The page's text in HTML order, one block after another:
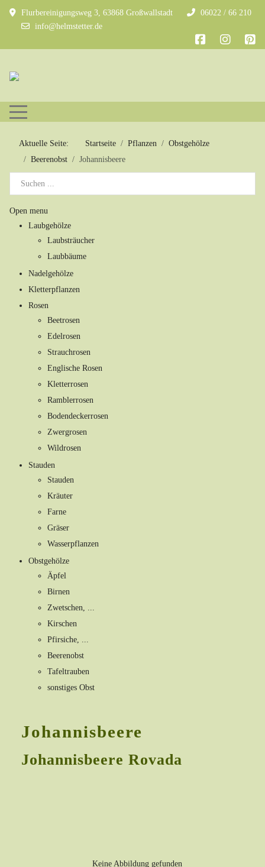
Flurbereinigungsweg 3, 63868 Großwallstadt
06022 / 66 210
info@helmstetter.de
Mobile Menu Toggle
Aktuelle Seite: Startseite Pflanzen
Obstgehölze
Beerenobst
Johannisbeere
Open menu
Laubgehölze
Laubsträucher
Laubbäume
Nadelgehölze
Kletterpflanzen
Rosen
Beetrosen
Edelrosen
Strauchrosen
Englische Rosen
Kletterrosen
Ramblerrosen
Bodendeckerrosen
Zwergrosen
Wildrosen
Stauden
Stauden
Kräuter
Farne
Gräser
Wasserpflanzen
Obstgehölze
Äpfel
Birnen
Zwetschen, ...
Kirschen
Pfirsiche, ...
Beerenobst
Tafeltrauben
sonstiges Obst
Johannisbeere
Johannisbeere Rovada